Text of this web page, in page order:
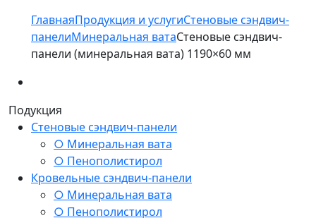
ГлавнаяПродукция и услугиСтеновые сэндвич-
панелиМинеральная ватаСтеновые сэндвич-
панели (минеральная вата) 1190×60 мм
Подукция
Стеновые сэндвич-панели
○ Минеральная вата
○ Пенополистирол
Кровельные сэндвич-панели
○ Минеральная вата
○ Пенополистирол